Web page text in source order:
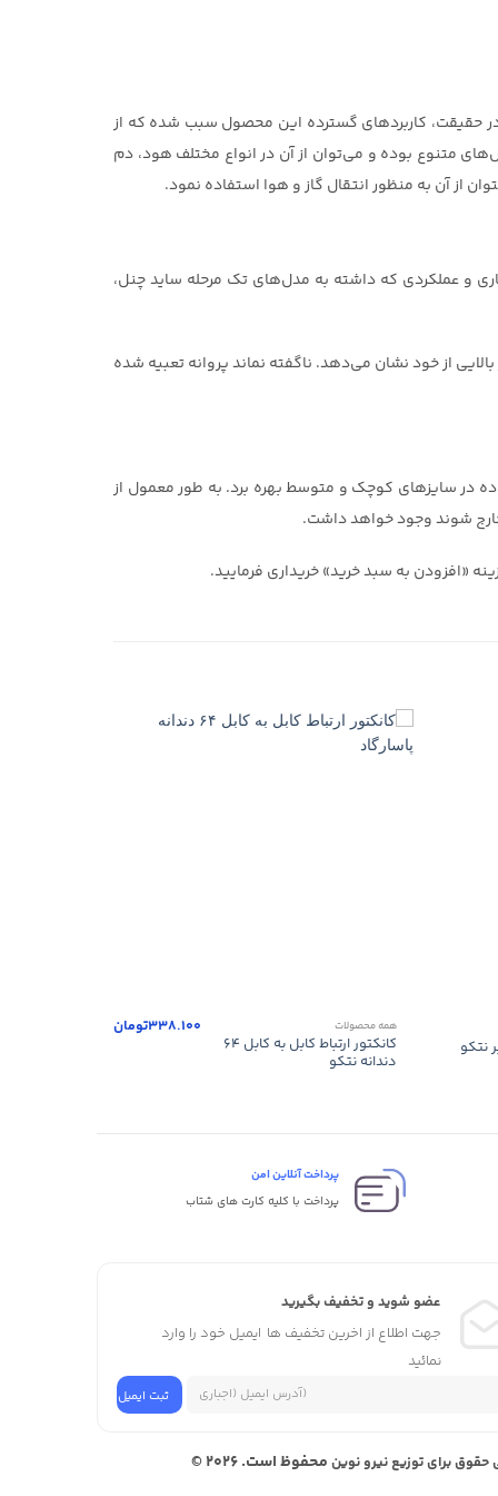
در حقیقت، کاربردهای گسترده این محصول سبب شده که از
متنوع بوده و می‌توان از آن در انواع مختلف هود، دم
از آن به منظور انتقال گاز و هوا استفاده نمود.
و عملکردی که داشته به مدل‌های تک مرحله ساید چنل،
از خود نشان می‌دهد. ناگفته نماند پروانه تعبیه شده
در سایزهای کوچک و متوسط بهره برد. به طور معمول از
خارج شوند وجود خواهد داشت.
«افزودن به سبد خرید» خریداری فرمایید.
همه محصولات
کانکتور ارتباط کابل به کابل ۶۴
دندانه نتکو
338.100تومان
پرداخت آنلاین امن
پرداخت با کلیه کارت های شتاب
عضو شوید و تخفیف بگیرید
جهت اطلاع از اخرین تخفیف ها ایمیل خود را وارد
نمائید
حقوق برای توزیع نیرو نوین محفوظ است. 2026 ©